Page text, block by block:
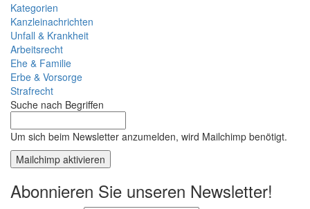
Kategorien
Kanzleinachrichten
Unfall & Krankheit
Arbeitsrecht
Ehe & Familie
Erbe & Vorsorge
Strafrecht
Suche nach Begriffen
Um sich beim Newsletter anzumelden, wird Mailchimp benötigt.
Mailchimp aktivieren
Abonnieren Sie unseren Newsletter!